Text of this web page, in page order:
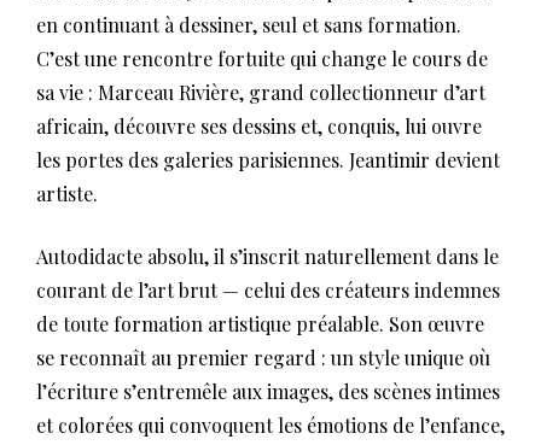
en continuant à dessiner, seul et sans formation.
C’est une rencontre fortuite qui change le cours de
sa vie : Marceau Rivière, grand collectionneur d’art
africain, découvre ses dessins et, conquis, lui ouvre
les portes des galeries parisiennes. Jeantimir devient
artiste.
Autodidacte absolu, il s’inscrit naturellement dans le
courant de l’art brut — celui des créateurs indemnes
de toute formation artistique préalable. Son œuvre
se reconnaît au premier regard : un style unique où
l’écriture s’entremêle aux images, des scènes intimes
et colorées qui convoquent les émotions de l’enfance,